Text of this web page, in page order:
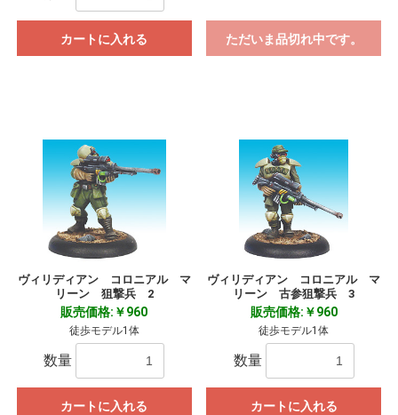
カートに入れる ただいま品切れ中です。
ヴィリディアン コロニアル マ
リーン 狙撃兵 2
販売価格:￥960
徒歩モデル1体
数量
カートに入れる
ヴィリディアン コロニアル マ
リーン 古参狙撃兵 3
販売価格:￥960
徒歩モデル1体
数量
カートに入れる